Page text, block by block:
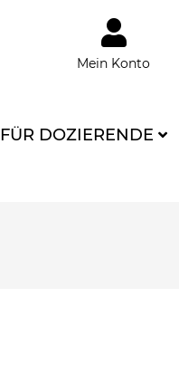
Mein Konto
FÜR DOZIERENDE